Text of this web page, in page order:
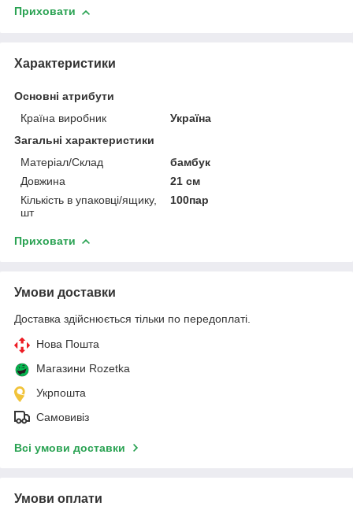
Приховати
Характеристики
Основні атрибути
Країна виробник
Україна
Загальні характеристики
Матеріал/Склад
бамбук
Довжина
21 см
Кількість в упаковці/ящику,
шт
100пар
Приховати
Умови доставки
Доставка здійснюється тільки по передоплаті.
Нова Пошта
Магазини Rozetka
Укрпошта
Самовивіз
Всі умови доставки
Умови оплати